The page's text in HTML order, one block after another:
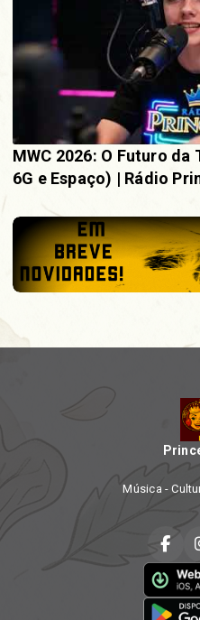
MWC 2026: O Futuro
6G e Espaço) | Rádio
Música -